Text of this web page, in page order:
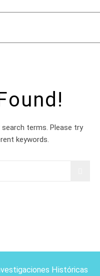
terms. Please try
keywords.
Históricas